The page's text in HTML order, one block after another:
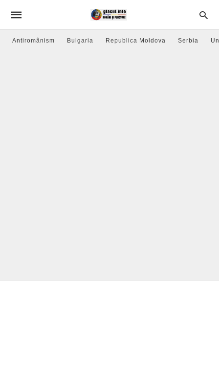
Antiromânism Bulgaria Republica Moldova Serbia